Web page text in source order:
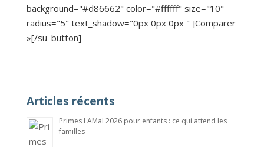
background="#d86662" color="#ffffff" size="10"
radius="5" text_shadow="0px 0px 0px " ]Comparer
»[/su_button]
Articles récents
Primes LAMal 2026 pour enfants : ce qui attend les
familles